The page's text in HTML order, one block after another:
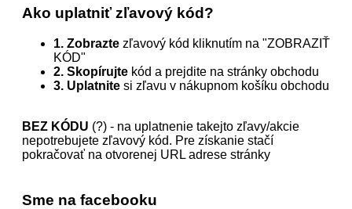
Ako uplatniť zľavový kód?
1. Zobrazte zľavový kód kliknutím na "ZOBRAZIŤ
KÓD"
2. Skopírujte kód a prejdite na stránky obchodu
3. Uplatnite si zľavu v nákupnom košíku obchodu
BEZ KÓDU (?) - na uplatnenie takejto zľavy/akcie
nepotrebujete zľavový kód. Pre získanie stačí
pokračovať na otvorenej URL adrese stránky
Sme na facebooku